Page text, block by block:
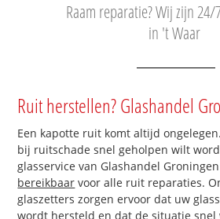
Raam reparatie? Wij zijn
in 't Waar
Ruit herstellen? Glashandel
Een kapotte ruit komt altijd
bij ruitschade snel geholpen wilt
glasservice van Glashandel
bereikbaar voor alle ruit reparaties.
glaszetters zorgen ervoor dat uw
wordt hersteld en dat de situatie snel